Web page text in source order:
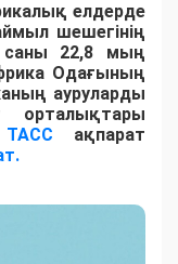
елдерде
шешегінің
22,8 мың
Одағының
ауруларды
ТАСС ақпарат